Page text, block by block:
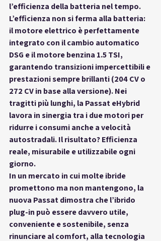
l’efficienza della batteria nel tempo.
L’efficienza non si ferma alla batteria:
il motore elettrico è perfettamente
integrato con il cambio automatico
DSG e il motore benzina 1.5 TSI,
garantendo transizioni impercettibili e
prestazioni sempre brillanti (204 CV o
272 CV in base alla versione). Nei
tragitti più lunghi, la Passat eHybrid
lavora in sinergia tra i due motori per
ridurre i consumi anche a velocità
autostradali. Il risultato? Efficienza
reale, misurabile e utilizzabile ogni
giorno.
In un mercato in cui molte ibride
promettono ma non mantengono, la
nuova Passat dimostra che l’ibrido
plug-in può essere davvero utile,
conveniente e sostenibile, senza
rinunciare al comfort, alla tecnologia